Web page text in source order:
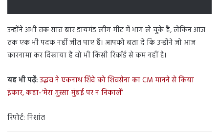
उन्होंने अभी तक सात बार डायमंड लीग मीट में भाग ले चुके हैं, लेकिन आज
तक एक भी पदक नहीं जीत पाए हैं। आपको बता दें कि उन्होंने जो आज
कारनामा कर दिखाया है वो भी किसी रिकॉर्ड से कम नहीं है।
यह भी पढ़ें:उद्धव ने एकनाथ शिंदे को शिवसेना का CM मानने से किया
इंकार, कहा-‘मेरा गुस्सा मुंबई पर न निकालें’
रिपोर्ट: निशांत